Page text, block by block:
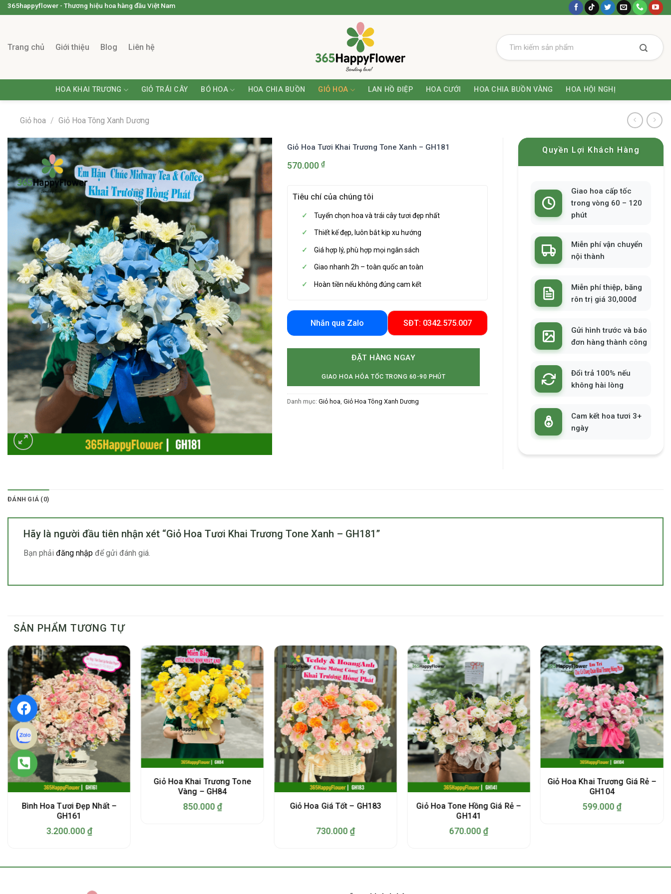
365happyflower - Thương hiệu hoa hàng đầu Việt Nam
Trang chủ Giới thiệu Blog Liên hệ
HOA KHAI TRƯƠNG GIỎ TRÁI CÂY BÓ HOA HOA CHIA BUỒN GIỎ HOA LAN HỒ ĐIỆP HOA CƯỚI HOA CHIA BUỒN VÀNG HOA HỘI NGHỊ
Giỏ hoa / Giỏ Hoa Tông Xanh Dương
Giỏ Hoa Tươi Khai Trương Tone Xanh – GH181
570.000 ₫
Tiêu chí của chúng tôi
Tuyển chọn hoa và trái cây tươi đẹp nhất
Thiết kế đẹp, luôn bắt kịp xu hướng
Giá hợp lý, phù hợp mọi ngân sách
Giao nhanh 2h – toàn quốc an toàn
Hoàn tiền nếu không đúng cam kết
Nhắn qua Zalo SĐT: 0342.575.007
ĐẶT HÀNG NGAY
GIAO HOA HỎA TỐC TRONG 60-90 PHÚT
Danh mục: Giỏ hoa, Giỏ Hoa Tông Xanh Dương
Quyền Lợi Khách Hàng
Giao hoa cấp tốc
trong vòng 60 – 120
phút
Miễn phí vận chuyển
nội thành
Miễn phí thiệp, băng
rôn trị giá 30,000đ
Gửi hình trước và báo
đơn hàng thành công
Đổi trả 100% nếu
không hài lòng
Cam kết hoa tươi 3+
ngày
ĐÁNH GIÁ (0)
Hãy là người đầu tiên nhận xét “Giỏ Hoa Tươi Khai Trương Tone Xanh – GH181”
Bạn phải đăng nhập để gửi đánh giá.
SẢN PHẨM TƯƠNG TỰ
Bình Hoa Tươi Đẹp Nhất –
GH161
3.200.000 ₫
Giỏ Hoa Khai Trương Tone
Vàng – GH84
850.000 ₫ Giỏ Hoa Giá Tốt – GH183
730.000 ₫
Giỏ Hoa Tone Hồng Giá Rẻ –
GH141
670.000 ₫
Giỏ Hoa Khai Trương Giá Rẻ –
GH104
599.000 ₫